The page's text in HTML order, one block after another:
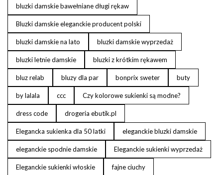
bluzki damskie bawełniane długi rękaw
Bluzki damskie eleganckie producent polski
bluzki damskie na lato bluzki damskie wyprzedaż
bluzki letnie damskie bluzki z krótkim rękawem
bluz relab bluzy dla par bonprix sweter buty
by lalala ccc Czy kolorowe sukienki są modne?
dress code drogeria ebutik.pl
Elegancka sukienka dla 50 latki eleganckie bluzki damskie
eleganckie spodnie damskie Eleganckie sukienki wyprzedaż
Eleganckie sukienki włoskie fajne ciuchy